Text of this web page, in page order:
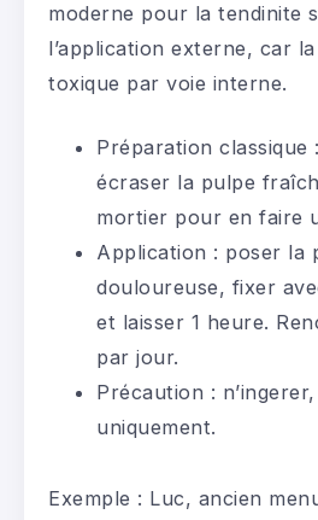
moderne pour la tendinite
l’application externe, car
toxique par voie interne.
Préparation classique
écraser la pulpe
mortier pour en faire
Application : poser la
douloureuse, fixer
et laisser 1 heure.
par jour.
Précaution :
uniquement.
Exemple : Luc, ancien